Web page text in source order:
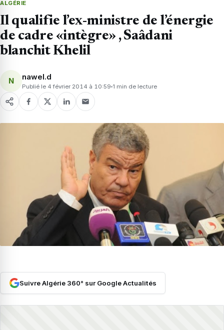
ALGÉRIE
Il qualifie l’ex-ministre de l’énergie
de cadre «intègre» , Saâdani
blanchit Khelil
N nawel.d
Publié le 4 février 2014 à 10:59 1 min de lecture
Suivre Algérie 360° sur Google Actualités